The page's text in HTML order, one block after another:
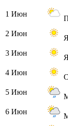
1 Июн
2 Июн
3 Июн
4 Июн
5 Июн
6 Июн